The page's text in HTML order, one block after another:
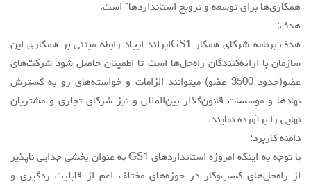
همكاري‌ها براي توسعه و ترويج استانداردها” است.
هدف:
هدف برنامه شركاي همكار GS1ايرلند ايجاد رابطه مبتني بر همكاري اين
سازمان با ارائه‌كنندگان راه‌حل‌ها است تا اطمينان حاصل شود شركت‌هاي
عضو(حدود 3500 عضو) ميتوانند الزامات و خواسته‌هاي رو به گسترش
نهادها و موسسات قانون‌گذار بين‌المللي و نيز شركاي تجاري و مشتريان
نهايي را برآورده نمايند.
دامنه كاربرد:
با توجه به اينكه امروزه استانداردهاي GS1 به عنوان بخشي جدايي ناپذير
از راه‌حل‌هاي كسب‌و‌كار در حوزه‌هاي مختلف اعم از قابليت ردگيري و